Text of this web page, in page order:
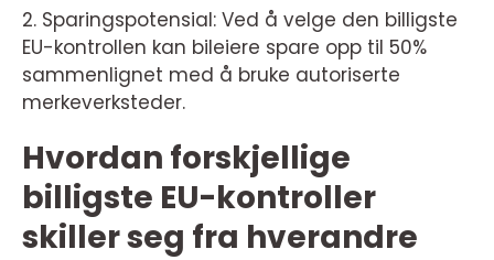
2. Sparingspotensial: Ved å velge den billigste
EU-kontrollen kan bileiere spare opp til 50%
sammenlignet med å bruke autoriserte
merkeverksteder.
Hvordan forskjellige
billigste EU-kontroller
skiller seg fra hverandre